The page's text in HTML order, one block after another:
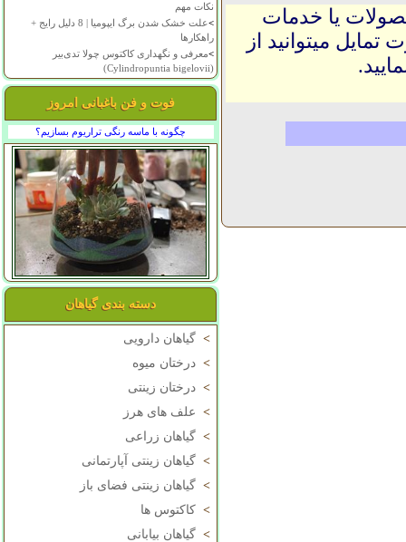
نکات مهم
>
علت خشک شدن برگ ایپومیا | 8 دلیل رایج +
راهکارها
>معرفی و نگهداری کاکتوس چولا تدی‌بیر
(Cylindropuntia bigelovii)
فوت و فن باغبانی امروز
چگونه با ماسه رنگی تراریوم بسازیم؟
دسته بندی گیاهان
> گیاهان دارویی
> درختان میوه
> درختان زینتی
> علف های هرز
> گیاهان زراعی
> گیاهان زینتی آپارتمانی
> گیاهان زینتی فضای باز
> کاکتوس ها
> گیاهان بیابانی
یا خدمات
میتوانید از